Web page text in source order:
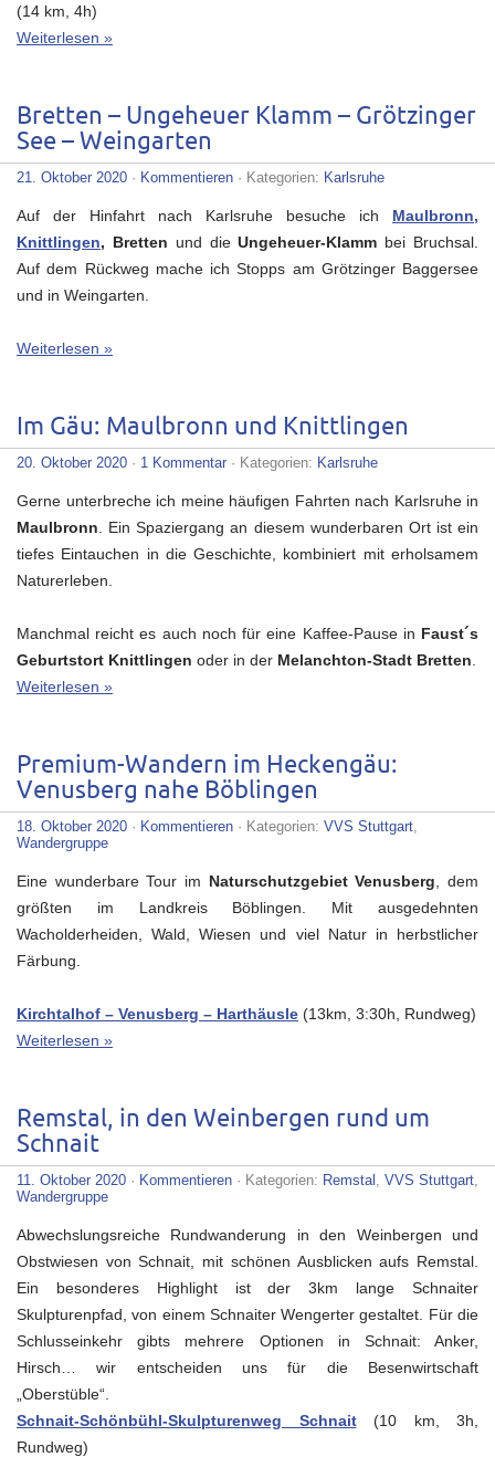
(14 km, 4h)
Weiterlesen »
Bretten – Ungeheuer Klamm – Grötzinger
See – Weingarten
21. Oktober 2020 · Kommentieren · Kategorien: Karlsruhe
Auf der Hinfahrt nach Karlsruhe besuche ich Maulbronn,
Knittlingen, Bretten und dieUngeheuer-Klamm bei Bruchsal.
Auf dem Rückweg mache ich Stopps am Grötzinger Baggersee
und in Weingarten.
Weiterlesen »
Im Gäu: Maulbronn und Knittlingen
20. Oktober 2020 · 1 Kommentar · Kategorien: Karlsruhe
Gerne unterbreche ich meine häufigen Fahrten nach Karlsruhe in
Maulbronn . Ein Spaziergang an diesem wunderbaren Ort ist ein
tiefes Eintauchen in die Geschichte, kombiniert mit erholsamem
Naturerleben.
Manchmal reicht es auch noch für eine Kaffee-Pause in Faust´s
Geburtstort Knittlingen oder in der Melanchton-Stadt Bretten
Weiterlesen »
Premium-Wandern im Heckengäu:
Venusberg nahe Böblingen
18. Oktober 2020 · Kommentieren · Kategorien: VVS Stuttgart,
Wandergruppe
Eine wunderbare Tour im Naturschutzgebiet Venusberg , dem
größten im Landkreis Böblingen. Mit ausgedehnten
Wacholderheiden, Wald, Wiesen und viel Natur in herbstlicher
Färbung.
Kirchtalhof – Venusberg – Harthäusle (13km, 3:30h, Rundweg)
Weiterlesen »
Remstal, in den Weinbergen rund um
Schnait
11. Oktober 2020 · Kommentieren · Kategorien: Remstal , VVS Stuttgart,
Wandergruppe
Abwechslungsreiche Rundwanderung in den Weinbergen und
Obstwiesen von Schnait, mit schönen Ausblicken aufs Remstal.
Ein besonderes Highlight ist der 3km lange Schnaiter
Skulpturenpfad, von einem Schnaiter Wengerter gestaltet. Für die
Schlusseinkehr gibts mehrere Optionen in Schnait: Anker,
Hirsch… wir entscheiden uns für die Besenwirtschaft
„Oberstüble“.
Schnait-Schönbühl-Skulpturenweg Schnait(10 km, 3h,
Rundweg)